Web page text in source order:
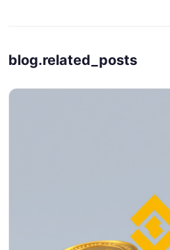
blog.related_posts